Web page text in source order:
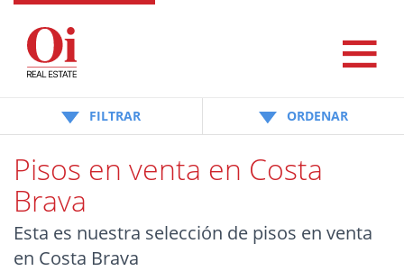
FILTRAR ORDENAR
Pisos en venta en Costa
Brava
Esta es nuestra selección de pisos en venta
en Costa Brava